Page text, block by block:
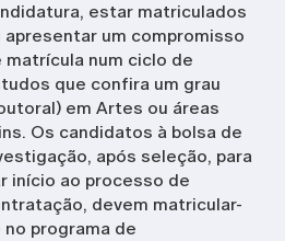
estar matriculados
apresentar um compromisso
matrícula num ciclo de
que confira um grau
em Artes ou áreas
Os candidatos à bolsa de
após seleção, para
início ao processo de
devem matricular-
no programa de